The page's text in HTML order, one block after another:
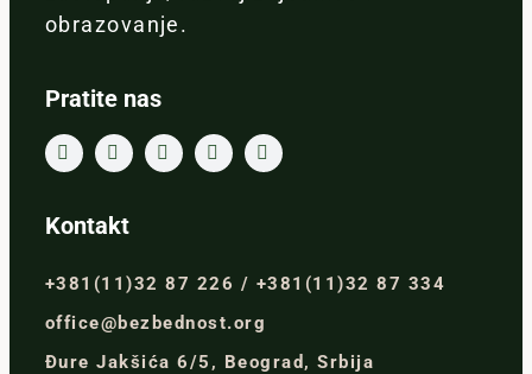
obrazovanje.
Pratite nas
Kontakt
+381(11)32 87 226 / +381(11)32 87 334
office@bezbednost.org
Đure Jakšića 6/5, Beograd, Srbija